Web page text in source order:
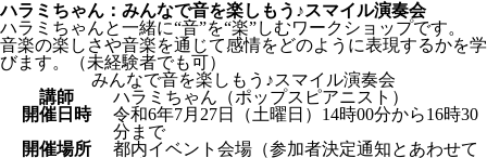
ハラミちゃん：みんなで音を楽しもう♪スマイル演奏会
ハラミちゃんと一緒に“音”を“楽”しむワークショップです。
音楽の楽しさや音楽を通じて感情をどのように表現するかを学
びます。（未経験者でも可）
みんなで音を楽しもう♪スマイル演奏会
講師
ハラミちゃん（ポップスピアニスト）
開催日時
令和6年7月27日（土曜日）14時00分から16時30
分まで
開催場所
都内イベント会場（参加者決定通知とあわせて